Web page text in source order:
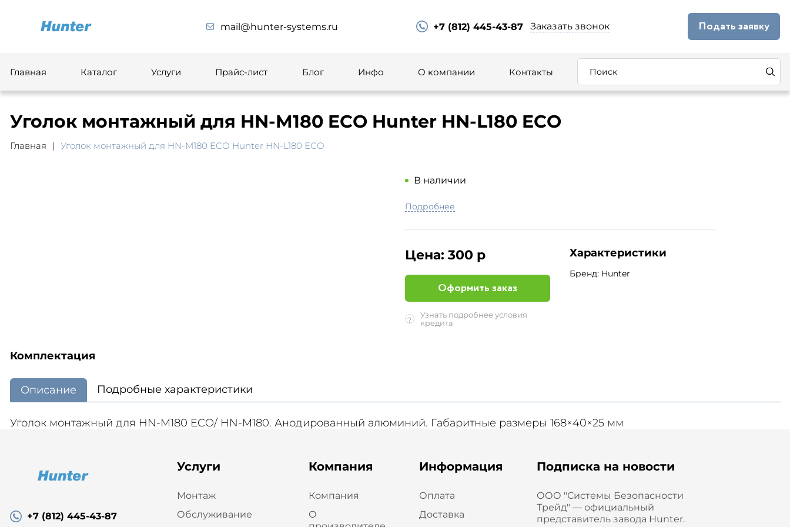
mail@hunter-systems.ru +7 (812) 445-43-87 Заказать звонок Подать заявку
Главная Каталог Услуги Прайс-лист Блог Инфо О компании Контакты
Уголок монтажный для HN-M180 ECO Hunter HN-L180 ECO
Главная Уголок монтажный для HN-M180 ECO Hunter HN-L180 ECO
В наличии
Подробнее
Цена: 300 р
Оформить заказ
?
Узнать подробнее условия
кредита
Характеристики
Бренд: Hunter
Комплектация
Описание Подробные характеристики
Уголок монтажный для HN-M180 ECO/ HN-M180. Анодированный алюминий. Габаритные размеры 168×40×25 мм
+7 (812) 445-43-87
Услуги
Монтаж
Обслуживание
Компания
Компания
О
Информация
Оплата
Доставка
Подписка на новости
ООО "Системы Безопасности
Трейд" — официальный
представитель завода Hunter.